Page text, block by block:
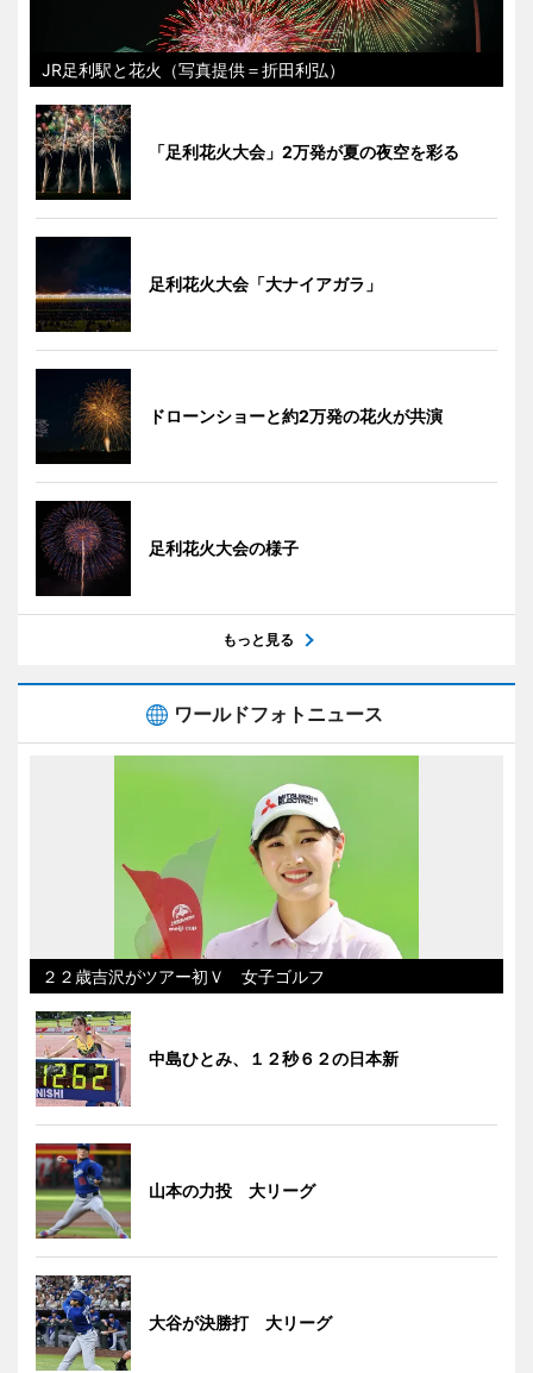
JR足利駅と花火（写真提供＝折田利弘）
「足利花火大会」2万発が夏の夜空を彩る
足利花火大会「大ナイアガラ」
ドローンショーと約2万発の花火が共演
足利花火大会の様子
もっと見る
ワールドフォトニュース
２２歳吉沢がツアー初Ｖ 女子ゴルフ
中島ひとみ、１２秒６２の日本新
山本の力投 大リーグ
大谷が決勝打 大リーグ